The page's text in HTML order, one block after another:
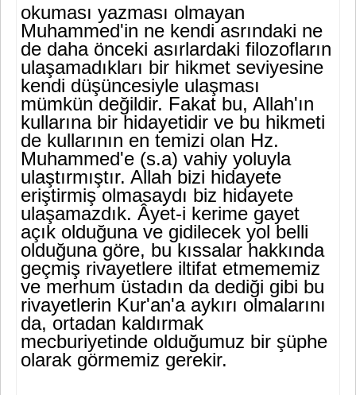
okuması yazması olmayan
Muhammed'in ne kendi asrındaki ne
de daha önceki asırlardaki filozofların
ulaşamadıkları bir hikmet seviyesine
kendi düşüncesiyle ulaşması
mümkün değildir. Fakat bu, Allah'ın
kullarına bir hidayetidir ve bu hikmeti
de kullarının en temizi olan Hz.
Muhammed'e (s.a) vahiy yoluyla
ulaştırmıştır. Al­lah bizi hidayete
eriştirmiş olmasaydı biz hidayete
ulaşamazdık. Âyet-i kerime gayet
açık olduğuna ve gidilecek yol belli
olduğu­na göre, bu kıssalar hakkında
geçmiş rivayetlere iltifat etmeme­miz
ve merhum üstadın da dediği gibi bu
rivayetlerin Kur'an'a ay­kırı olmalarını
da, ortadan kaldırmak
mecburiyetinde olduğumuz bir şüphe
olarak görmemiz gerekir.